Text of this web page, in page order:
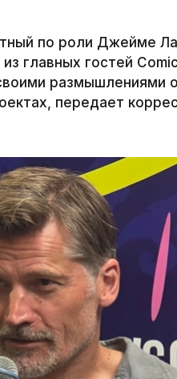
по роли Джейме
главных гостей
размышлениями
передает